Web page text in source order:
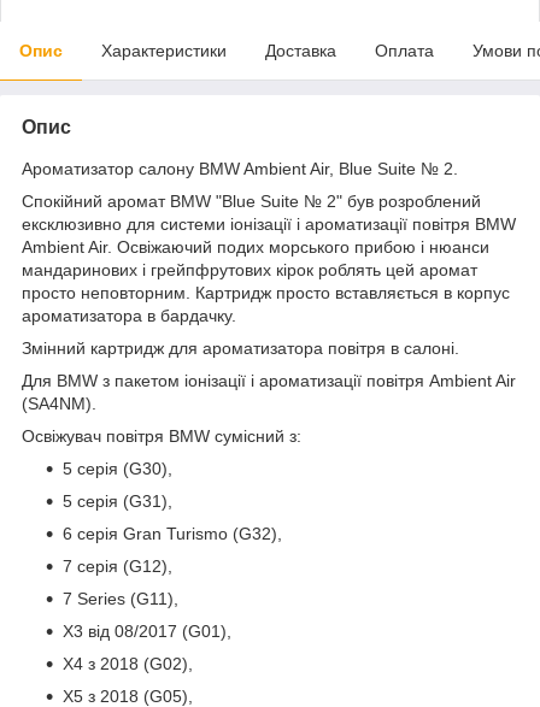
Опис Характеристики Доставка Оплата Умови
Опис
Ароматизатор салону BMW Ambient Air, Blue Suite № 2.
Спокійний аромат BMW "Blue Suite № 2" був розроблений
ексклюзивно для системи іонізації і ароматизації повітря BMW
Ambient Air. Освіжаючий подих морського прибою і нюанси
мандаринових і грейпфрутових кірок роблять цей аромат
просто неповторним. Картридж просто вставляється в корпус
ароматизатора в бардачку.
Змінний картридж для ароматизатора повітря в салоні.
Для BMW з пакетом іонізації і ароматизації повітря Ambient Air
(SA4NM).
Освіжувач повітря BMW сумісний з:
5 серія (G30),
5 серія (G31),
6 серія Gran Turismo (G32),
7 серія (G12),
7 Series (G11),
X3 від 08/2017 (G01),
X4 з 2018 (G02),
X5 з 2018 (G05),